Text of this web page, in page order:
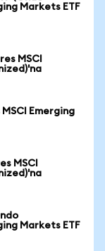
Markets ETF
MSCI
Emerging
MSCI
Markets ETF